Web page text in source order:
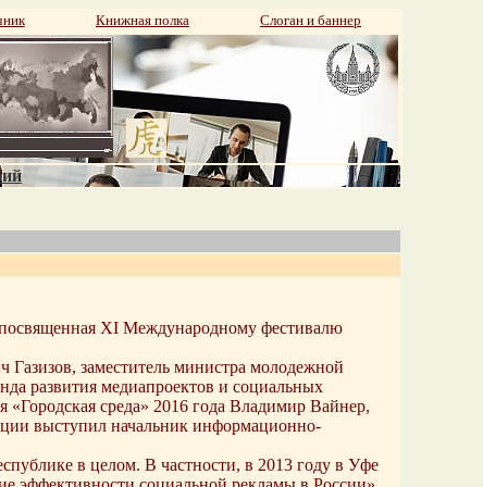
Книжная полка Слоган и баннер
XI Международному фестивалю
Газизов, заместитель министра молодежной
развития медиапроектов и социальных
среда» 2016 года Владимир Вайнер,
выступил начальник информационно-
в целом. В частности, в 2013 году в Уфе